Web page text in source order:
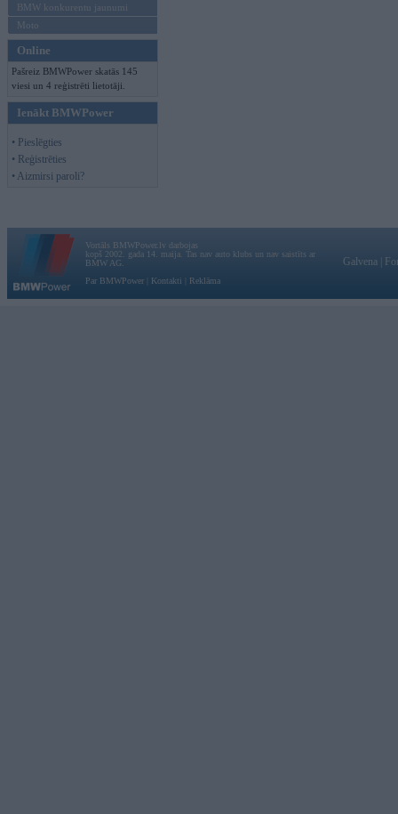
BMW konkurentu jaunumi
Moto
Online
Pašreiz BMWPower skatās 145
viesi un 4 reģistrēti lietotāji.
Ienākt BMWPower
• Pieslēgties
• Reģistrēties
• Aizmirsi paroli?
Vortāls BMWPower.lv darbojas
kopš 2002. gada 14. maija. Tas nav auto klubs un nav saistīts ar
BMW AG.
Par BMWPower
Kontakti Reklāma
Galvena